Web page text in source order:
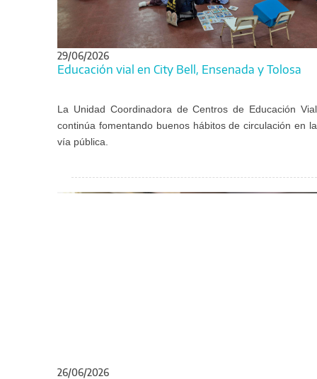
29/06/2026
Educación vial en City Bell, Ensenada y Tolosa
La Unidad Coordinadora de Centros de Educación Vial
continúa fomentando buenos hábitos de circulación en la
vía pública.
26/06/2026